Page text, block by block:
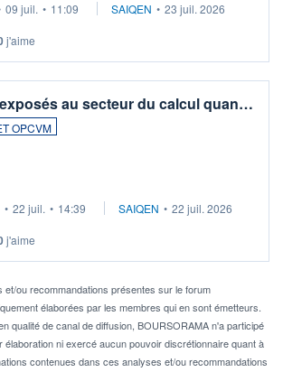
09 juil. • 11:09 SAIQEN • 23 juil. 2026
j'aime
au secteur du calcul quan…
OPCVM
que des actions individuelles.
qu'il soit éligible au PEA.
• 22 juil. • 14:39 SAIQEN • 22 juil. 2026
j'aime
et/ou recommandations présentes sur le forum
élaborées par les membres qui en sont émetteurs.
qualité de canal de diffusion, BOURSORAMA n'a participé
élaboration ni exercé aucun pouvoir discrétionnaire quant à
contenues dans ces analyses et/ou recommandations